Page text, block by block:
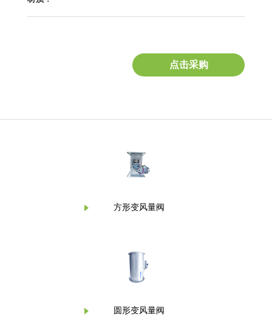
点击采购
方形变风量阀
圆形变风量阀